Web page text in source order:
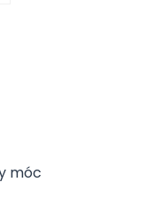
móc